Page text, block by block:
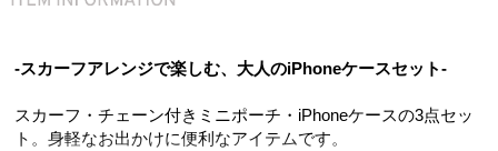
-スカーフアレンジで楽しむ、大人のiPhoneケースセット-
スカーフ・チェーン付きミニポーチ・iPhoneケースの3点セッ
ト。身軽なお出かけに便利なアイテムです。